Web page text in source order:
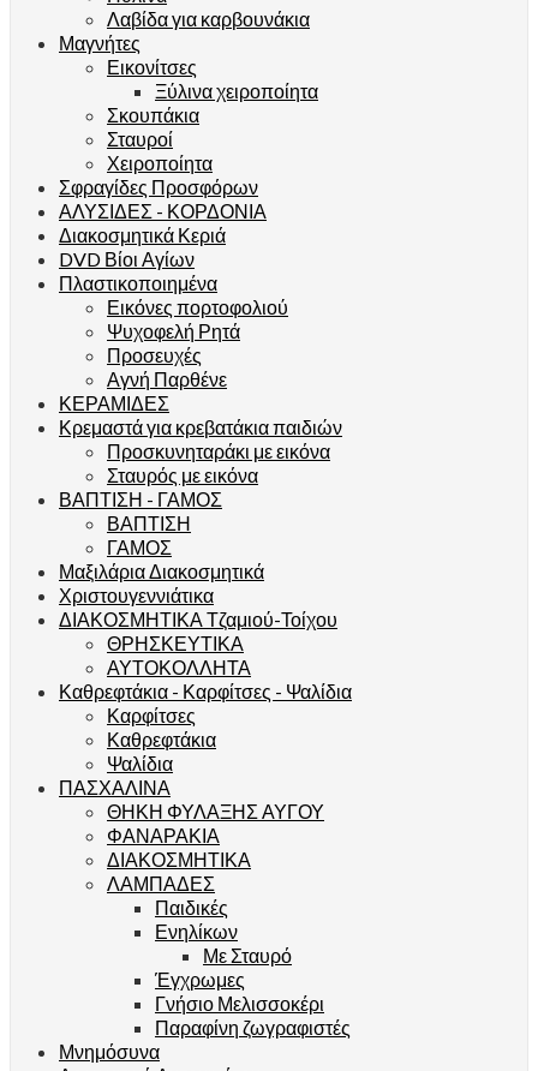
Λαβίδα για καρβουνάκια
Μαγνήτες
Εικονίτσες
Ξύλινα χειροποίητα
Σκουπάκια
Σταυροί
Χειροποίητα
Σφραγίδες Προσφόρων
ΑΛΥΣΙΔΕΣ - ΚΟΡΔΟΝΙΑ
Διακοσμητικά Κεριά
DVD Βίοι Αγίων
Πλαστικοποιημένα
Εικόνες πορτοφολιού
Ψυχοφελή Ρητά
Προσευχές
Αγνή Παρθένε
ΚΕΡΑΜΙΔΕΣ
Κρεμαστά για κρεβατάκια παιδιών
Προσκυνηταράκι με εικόνα
Σταυρός με εικόνα
ΒΑΠΤΙΣΗ - ΓΑΜΟΣ
ΒΑΠΤΙΣΗ
ΓΑΜΟΣ
Μαξιλάρια Διακοσμητικά
Χριστουγεννιάτικα
ΔΙΑΚΟΣΜΗΤΙΚΑ Τζαμιού-Τοίχου
ΘΡΗΣΚΕΥΤΙΚΑ
ΑΥΤΟΚΟΛΛΗΤΑ
Καθρεφτάκια - Καρφίτσες - Ψαλίδια
Καρφίτσες
Καθρεφτάκια
Ψαλίδια
ΠΑΣΧΑΛΙΝΑ
ΘΗΚΗ ΦΥΛΑΞΗΣ ΑΥΓΟΥ
ΦΑΝΑΡΑΚΙΑ
ΔΙΑΚΟΣΜΗΤΙΚΑ
ΛΑΜΠΑΔΕΣ
Παιδικές
Ενηλίκων
Με Σταυρό
Έγχρωμες
Γνήσιο Μελισσοκέρι
Παραφίνη ζωγραφιστές
Μνημόσυνα